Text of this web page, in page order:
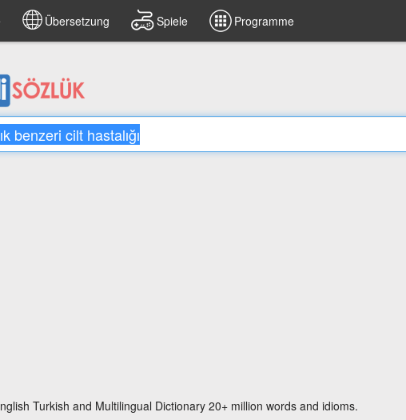
Übersetzung Spiele Programme
Turkish and Multilingual Dictionary 20+ million words and idioms.